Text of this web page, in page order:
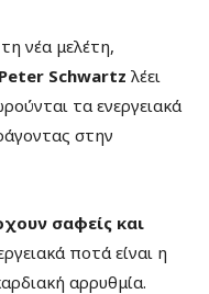
νέα μελέτη,
Schwartz λέει
τα ενεργειακά
στην
σαφείς και
ποτά είναι η
αρρυθμία.